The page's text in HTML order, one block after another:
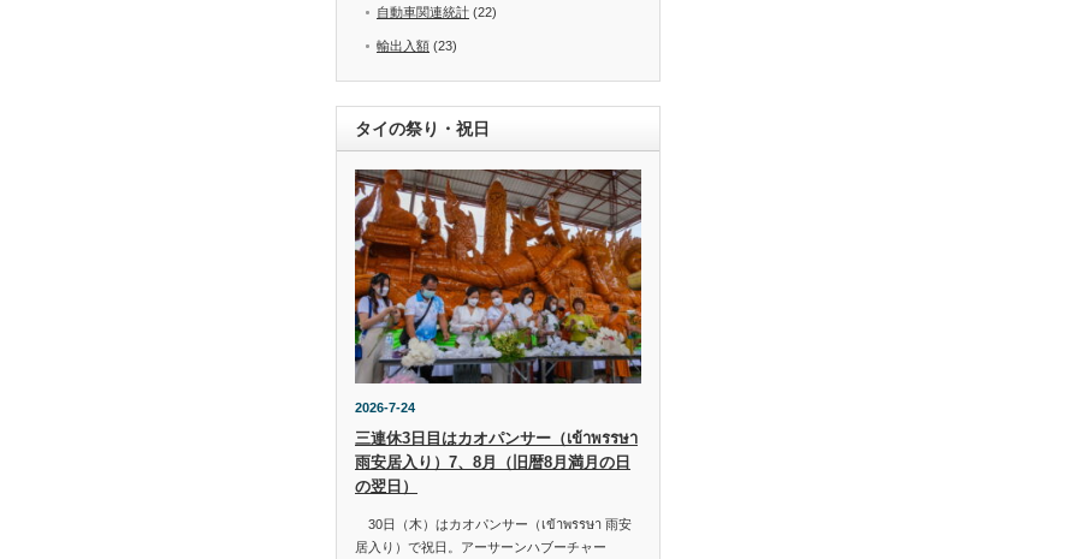
自動車関連統計 (22)
輸出入額 (23)
タイの祭り・祝日
2026-7-24
三連休3日目はカオパンサー（เข้าพรรษา
雨安居入り）7、8月（旧暦8月満月の日
の翌日）
30日（木）はカオパンサー（เข้าพรรษา 雨安
居入り）で祝日。アーサーンハブーチャー